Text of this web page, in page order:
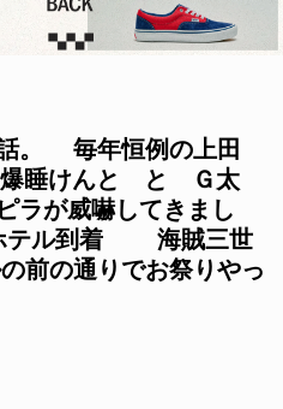
。 毎年恒例の上田
睡けんと と Ｇ太
ラが威嚇してきまし
ル到着 海賊三世
前の通りでお祭りやっ